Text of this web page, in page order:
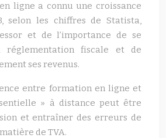
ligne a connu une croissance
selon les chiffres de Statista,
et de l’importance de se
réglementation fiscale et de
ses revenus.
entre formation en ligne et
» à distance peut être
et entraîner des erreurs de
de TVA.